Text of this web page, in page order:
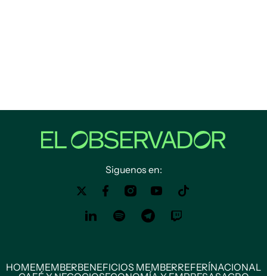
Siguenos en:
HOMEMEMBERBENEFICIOS MEMBERREFERÍNACIONAL